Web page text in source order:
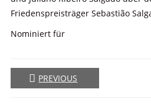
Friedenspreisträger Sebastião
Nominiert für
PREVIOUS